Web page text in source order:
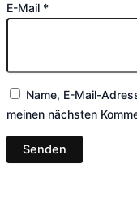
E-Mail *
Name, E-Mail-
meinen nächsten